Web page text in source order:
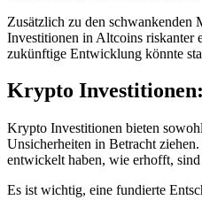
Zusätzlich zu den schwankenden
Investitionen in Altcoins riskanter
zukünftige Entwicklung könnte
Krypto
Krypto Investitionen bieten
Unsicherheiten in Betracht
entwickelt haben, wie erhofft,
Es ist wichtig, eine fundierte